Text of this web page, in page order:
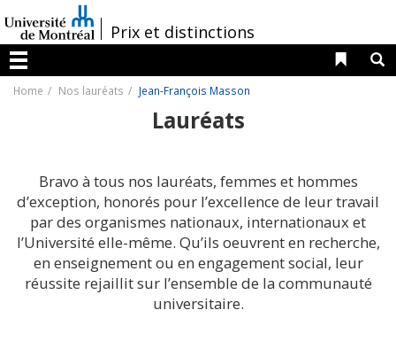
au
contenu
/Prix et distinctions
Menu
Liens
Home Nos lauréats Jean-François Masson
Lauréats
Bravo à tous nos lauréats, femmes et hommes
d’exception, honorés pour l’excellence de leur travail
par des organismes nationaux, internationaux et
l’Université elle-même. Qu’ils oeuvrent en recherche,
en enseignement ou en engagement social, leur
réussite rejaillit sur l’ensemble de la communauté
universitaire.